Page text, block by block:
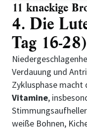
11 knackige
4. Die
Tag 16-28)
Verdauung und
Zyklusphase macht
Vitamine,
weiße Bohnen,